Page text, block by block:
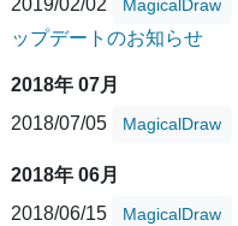
2019/02/02
MagicalDraw
ップデートのお知らせ
2018年 07月
2018/07/05
MagicalDraw
2018年 06月
2018/06/15
MagicalDraw